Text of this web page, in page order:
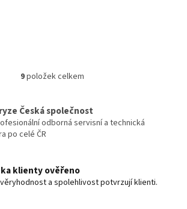
O
á
d
p
r
9položek celkem
Česká společnost
odborná servisní a technická
po celé ČR
klienty ověřeno
a spolehlivost potvrzují klienti.